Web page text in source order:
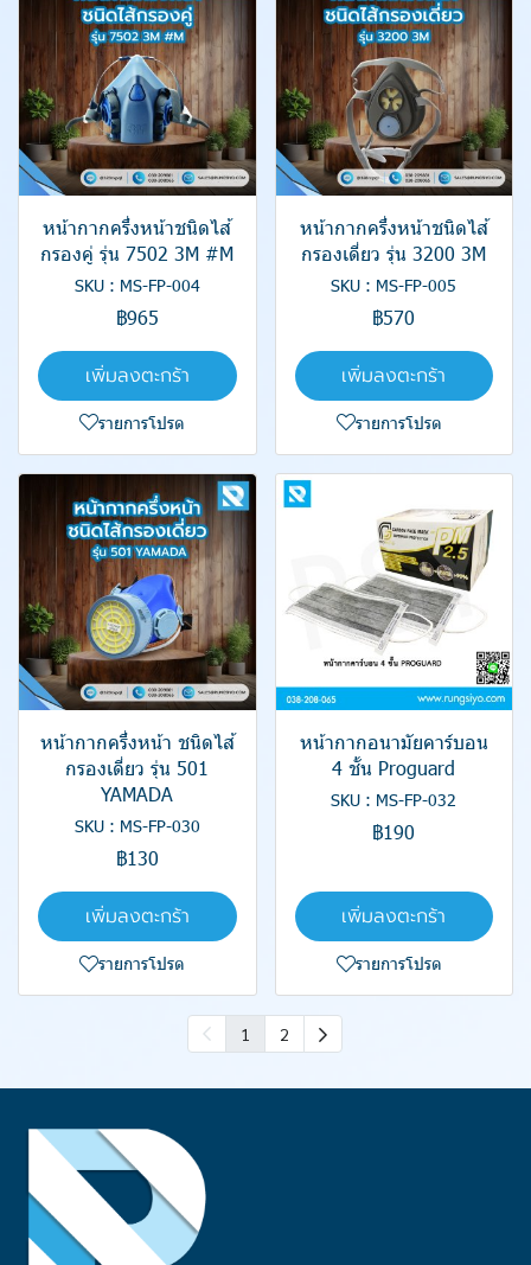
หน้ากากครึ่งหน้าชนิดไส้
กรองคู่ รุ่น 7502 3M #M
SKU : MS-FP-004
฿965
เพิ่มลงตะกร้า
รายการโปรด
หน้ากากครึ่งหน้าชนิดไส้
กรองเดี่ยว รุ่น 3200 3M
SKU : MS-FP-005
฿570
เพิ่มลงตะกร้า
รายการโปรด
หน้ากากครึ่งหน้า ชนิดไส้
กรองเดี่ยว รุ่น 501
YAMADA
SKU : MS-FP-030
฿130
เพิ่มลงตะกร้า
รายการโปรด
หน้ากากอนามัยคาร์บอน
4 ชั้น Proguard
SKU : MS-FP-032
฿190
เพิ่มลงตะกร้า
รายการโปรด
1 2